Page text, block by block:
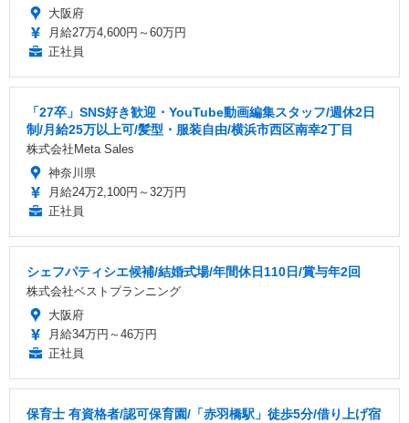
大阪府
月給27万4,600円～60万円
正社員
「27卒」SNS好き歓迎・YouTube動画編集スタッフ/週休2日
制/月給25万以上可/髪型・服装自由/横浜市西区南幸2丁目
株式会社Meta Sales
神奈川県
月給24万2,100円～32万円
正社員
シェフパティシエ候補/結婚式場/年間休日110日/賞与年2回
株式会社ベストプランニング
大阪府
月給34万円～46万円
正社員
保育士 有資格者/認可保育園/「赤羽橋駅」徒歩5分/借り上げ宿